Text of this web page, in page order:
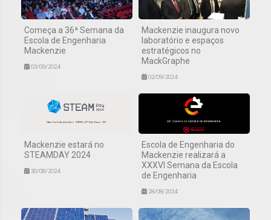
Começa a 36ª Semana da
Escola de Engenharia
Mackenzie
03/09/2024
Mackenzie inaugura novo
laboratório e espaços
estratégicos no
MackGraphe
02/09/2024
Mackenzie estará no
STEAMDAY 2024
30/08/2024
Escola de Engenharia do
Mackenzie realizará a
XXXVI Semana da Escola
de Engenharia
28/08/2024